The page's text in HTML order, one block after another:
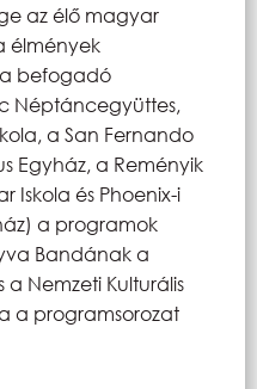
az élő magyar
élmények
a befogadó
Néptáncegyüttes,
a San Fernando
Egyház, a Reményik
Iskola és Phoenix-i
a programok
Bandának a
Nemzeti Kulturális
a programsorozat